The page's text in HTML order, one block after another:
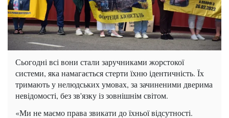
Сьогодні всі вони стали заручниками жорстокої
системи, яка намагається стерти їхню ідентичність. Їх
тримають у нелюдських умовах, за зачиненими дверима
невідомості, без зв'язку із зовнішнім світом.
«Ми не маємо права звикати до їхньої відсутності.